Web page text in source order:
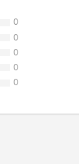
0
0
0
0
0